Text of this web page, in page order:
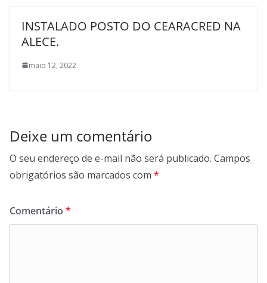
INSTALADO POSTO DO CEARACRED NA
ALECE.
maio 12, 2022
Deixe um comentário
O seu endereço de e-mail não será publicado. Campos
obrigatórios são marcados com *
Comentário *